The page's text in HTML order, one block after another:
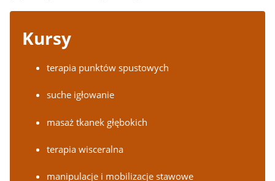
Kursy
terapia punktów spustowych
suche igłowanie
masaż tkanek głębokich
terapia wisceralna
manipulacje i mobilizacje stawowe